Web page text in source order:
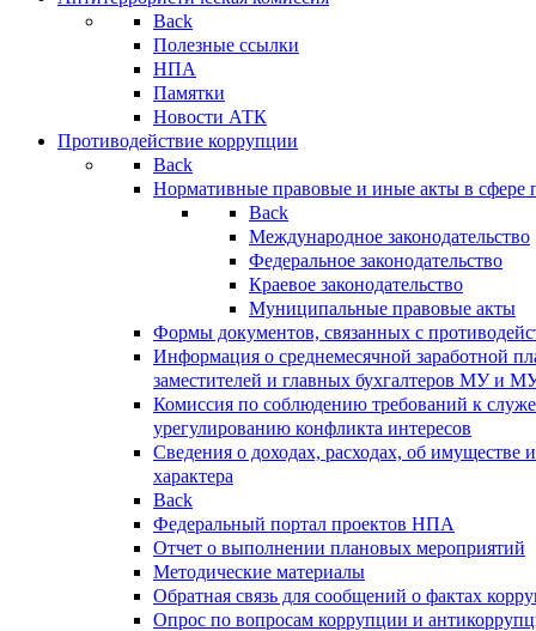
Back
Полезные ссылки
НПА
Памятки
Новости АТК
Противодействие коррупции
Back
Нормативные правовые и иные акты в сфере
Back
Международное законодательство
Федеральное законодательство
Краевое законодательство
Муниципальные правовые акты
Формы документов, связанных с
Информация о среднемесячной заработной
заместителей и главных бухгалтеров МУ и
Комиссия по соблюдению требований к
урегулированию конфликта интересов
Сведения о доходах, расходах, об имуществе
характера
Back
Федеральный портал проектов НПА
Отчет о выполнении плановых мероприятий
Методические материалы
Обратная связь для сообщений о фактах
Опрос по вопросам коррупции и